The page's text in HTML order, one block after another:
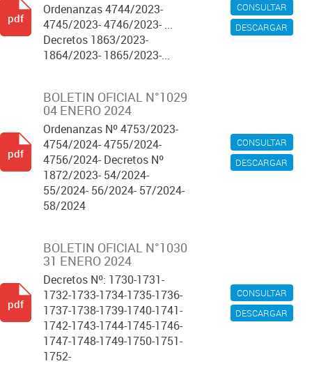
CONSULTAR
DESCARGAR
Ordenanzas 4744/2023-
4745/2023- 4746/2023- ...
Decretos 1863/2023-
1864/2023- 1865/2023-...
pdf
CONSULTAR
DESCARGAR
BOLETIN OFICIAL N°1029
04 ENERO 2024
Ordenanzas Nº 4753/2023-
4754/2024- 4755/2024-
4756/2024- Decretos Nº
1872/2023- 54/2024-
55/2024- 56/2024- 57/2024-
58/2024
pdf
CONSULTAR
DESCARGAR
BOLETIN OFICIAL N°1030
31 ENERO 2024
Decretos Nº: 1730-1731-
1732-1733-1734-1735-1736-
1737-1738-1739-1740-1741-
1742-1743-1744-1745-1746-
1747-1748-1749-1750-1751-
1752-
pdf